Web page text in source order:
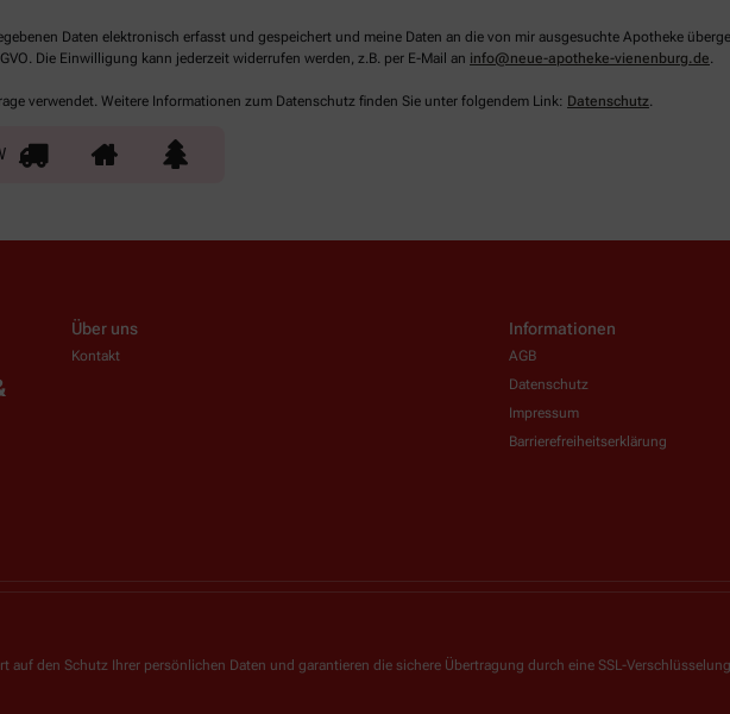
Daten elektronisch erfasst und gespeichert und meine Daten an die von mir ausgesuchte Apotheke
Die Einwilligung kann jederzeit widerrufen werden, z.B. per E-Mail an info@neue-apotheke-vienenburg.de
verwendet. Weitere Informationen zum Datenschutz finden Sie unter folgendem Link: Datenschutz
Über uns
Kontakt
Informationen
AGB
Datenschutz
Impressum
Barrierefreiheitserklärung
auf den Schutz Ihrer persönlichen Daten und garantieren die sichere Übertragung durch eine SSL-